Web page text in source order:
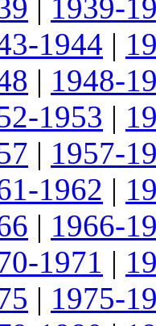
| 1939-
1944 |
| 1948-
1953 |
| 1957-
1962 |
| 1966-
1971 |
| 1975-